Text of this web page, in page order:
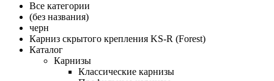
Все категории
(без названия)
черн
Карниз скрытого крепления KS-R (Forest)
Каталог
Карнизы
Классические карнизы